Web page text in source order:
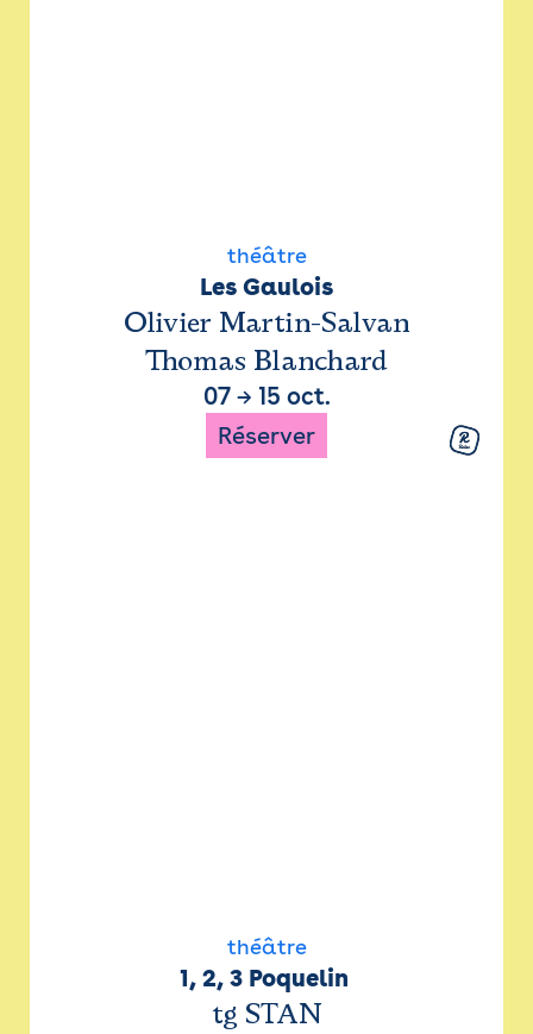
théâtre
Les Gaulois
Olivier Martin-Salvan
Thomas Blanchard
07→ 15 oct.
Réserver
théâtre
1, 2, 3 Poquelin
tg STAN